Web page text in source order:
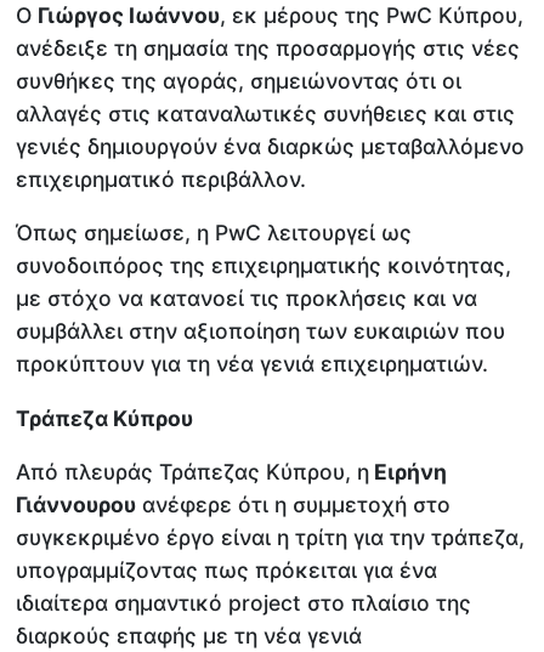
Ο Γιώργος Ιωάννου, εκ μέρους της PwC Κύπρου,
ανέδειξε τη σημασία της προσαρμογής στις νέες
συνθήκες της αγοράς, σημειώνοντας ότι οι
αλλαγές στις καταναλωτικές συνήθειες και στις
γενιές δημιουργούν ένα διαρκώς μεταβαλλόμενο
επιχειρηματικό περιβάλλον.
Όπως σημείωσε, η PwC λειτουργεί ως
συνοδοιπόρος της επιχειρηματικής κοινότητας,
με στόχο να κατανοεί τις προκλήσεις και να
συμβάλλει στην αξιοποίηση των ευκαιριών που
προκύπτουν για τη νέα γενιά επιχειρηματιών.
Τράπεζα Κύπρου
Από πλευράς Τράπεζας Κύπρου, η Ειρήνη
Γιάννουρου ανέφερε ότι η συμμετοχή στο
συγκεκριμένο έργο είναι η τρίτη για την τράπεζα,
υπογραμμίζοντας πως πρόκειται για ένα
ιδιαίτερα σημαντικό project στο πλαίσιο της
διαρκούς επαφής με τη νέα γενιά